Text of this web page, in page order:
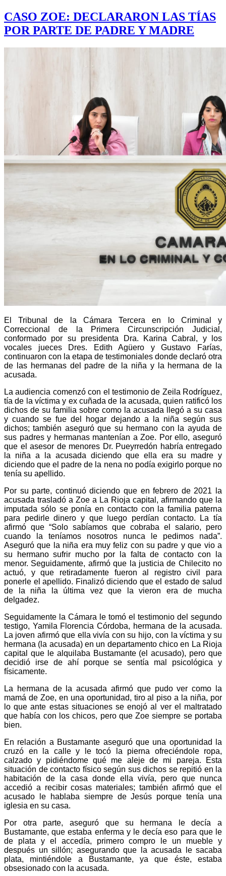
CASO ZOE: DECLARARON LAS TÍAS
POR PARTE DE PADRE Y MADRE
El Tribunal de la Cámara Tercera en lo Criminal y
Correccional de la Primera Circunscripción Judicial,
conformado por su presidenta Dra. Karina Cabral, y los
vocales jueces Dres. Edith Agüero y Gustavo Farías,
continuaron con la etapa de testimoniales donde declaró otra
de las hermanas del padre de la niña y la hermana de la
acusada.
La audiencia comenzó con el testimonio de Zeila Rodríguez,
tía de la víctima y ex cuñada de la acusada, quien ratificó los
dichos de su familia sobre como la acusada llegó a su casa
y cuando se fue del hogar dejando a la niña según sus
dichos; también aseguró que su hermano con la ayuda de
sus padres y hermanas mantenían a Zoe. Por ello, aseguró
que el asesor de menores Dr. Pueyrredón habría entregado
la niña a la acusada diciendo que ella era su madre y
diciendo que el padre de la nena no podía exigirlo porque no
tenía su apellido.
Por su parte, continuó diciendo que en febrero de 2021 la
acusada trasladó a Zoe a La Rioja capital, afirmando que la
imputada sólo se ponía en contacto con la familia paterna
para pedirle dinero y que luego perdían contacto. La tía
afirmó que “Solo sabíamos que cobraba el salario, pero
cuando la teníamos nosotros nunca le pedimos nada”.
Aseguró que la niña era muy feliz con su padre y que vio a
su hermano sufrir mucho por la falta de contacto con la
menor. Seguidamente, afirmó que la justicia de Chilecito no
actuó, y que retiradamente fueron al registro civil para
ponerle el apellido. Finalizó diciendo que el estado de salud
de la niña la última vez que la vieron era de mucha
delgadez.
Seguidamente la Cámara le tomó el testimonio del segundo
testigo, Yamila Florencia Córdoba, hermana de la acusada.
La joven afirmó que ella vivía con su hijo, con la víctima y su
hermana (la acusada) en un departamento chico en La Rioja
capital que le alquilaba Bustamante (el acusado), pero que
decidió irse de ahí porque se sentía mal psicológica y
físicamente.
La hermana de la acusada afirmó que pudo ver como la
mamá de Zoe, en una oportunidad, tiro al piso a la niña, por
lo que ante estas situaciones se enojó al ver el maltratado
que había con los chicos, pero que Zoe siempre se portaba
bien.
En relación a Bustamante aseguró que una oportunidad la
cruzó en la calle y le tocó la pierna ofreciéndole ropa,
calzado y pidiéndome qué me aleje de mi pareja. Esta
situación de contacto físico según sus dichos se repitió en la
habitación de la casa donde ella vivía, pero que nunca
accedió a recibir cosas materiales; también afirmó que el
acusado le hablaba siempre de Jesús porque tenía una
iglesia en su casa.
Por otra parte, aseguró que su hermana le decía a
Bustamante, que estaba enferma y le decía eso para que le
de plata y el accedía, primero compro le un mueble y
después un sillón; asegurando que la acusada le sacaba
plata, mintiéndole a Bustamante, ya que éste, estaba
obsesionado con la acusada.